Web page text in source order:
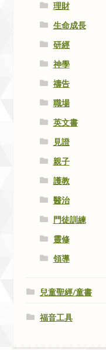
理財
生命成長
研經
神學
禱告
職場
英文書
見證
親子
護教
醫治
門徒訓練
靈修
領導
兒童聖經/童書
福音工具